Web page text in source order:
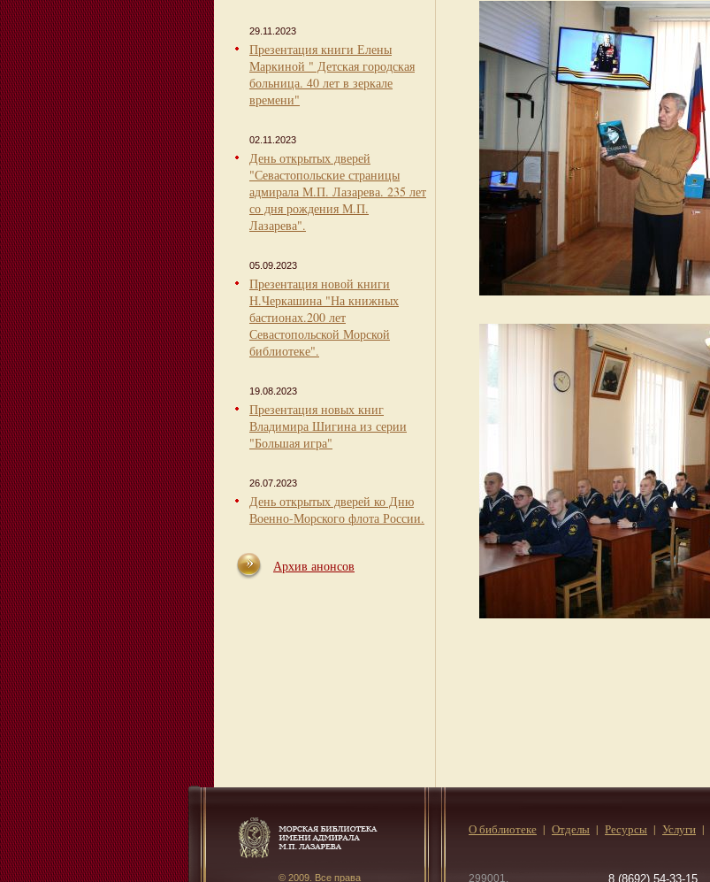
29.11.2023
Презентация книги Елены
Маркиной " Детская городская
больница. 40 лет в зеркале
времени"
02.11.2023
День открытых дверей
"Севастопольские страницы
адмирала М.П. Лазарева. 235 лет
со дня рождения М.П.
Лазарева".
05.09.2023
Презентация новой книги
Н.Черкашина "На книжных
бастионах.200 лет
Севастопольской Морской
библиотеке".
19.08.2023
Презентация новых книг
Владимира Шигина из серии
"Большая игра"
26.07.2023
День открытых дверей ко Дню
Военно-Морского флота России.
Архив анонсов
© 2009. Все права 299001, 8 (8692) 54-33-15
О библиотеке Отделы Ресурсы Услуги